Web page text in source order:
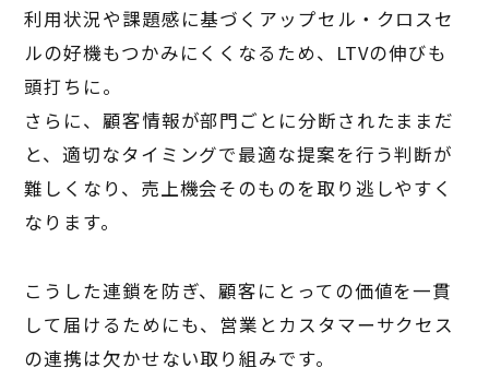
利用状況や課題感に基づくアップセル・クロスセ
ルの好機もつかみにくくなるため、LTVの伸びも
頭打ちに。
さらに、顧客情報が部門ごとに分断されたままだ
と、適切なタイミングで最適な提案を行う判断が
難しくなり、売上機会そのものを取り逃しやすく
なります。
こうした連鎖を防ぎ、顧客にとっての価値を一貫
して届けるためにも、営業とカスタマーサクセス
の連携は欠かせない取り組みです。